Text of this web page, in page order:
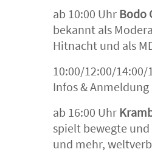
ab 10:00 Uhr Bodo
bekannt als
Hitnacht und als
10:00/12:00/14:00/
Infos &
ab 16:00 Uhr
spielt bewegte
und mehr,